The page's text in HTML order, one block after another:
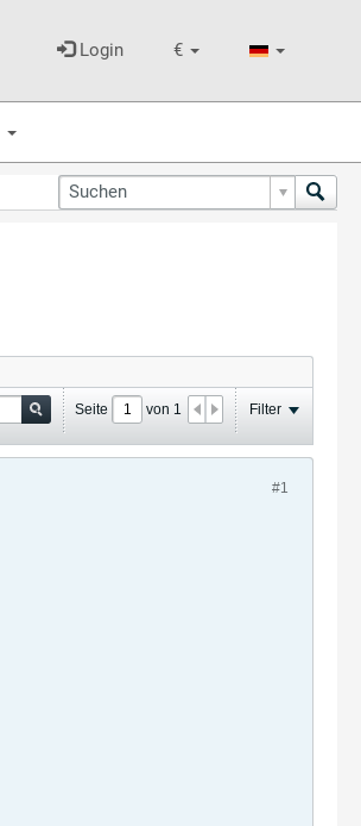
€
Login
Seite von 1 Filter
#1